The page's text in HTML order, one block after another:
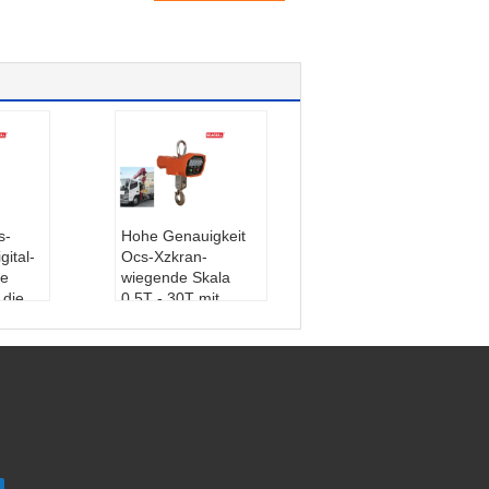
die
Hohe Genauigkeit
Ocs-Xzkran-
wiegende Skala
0.5T - 30T mit